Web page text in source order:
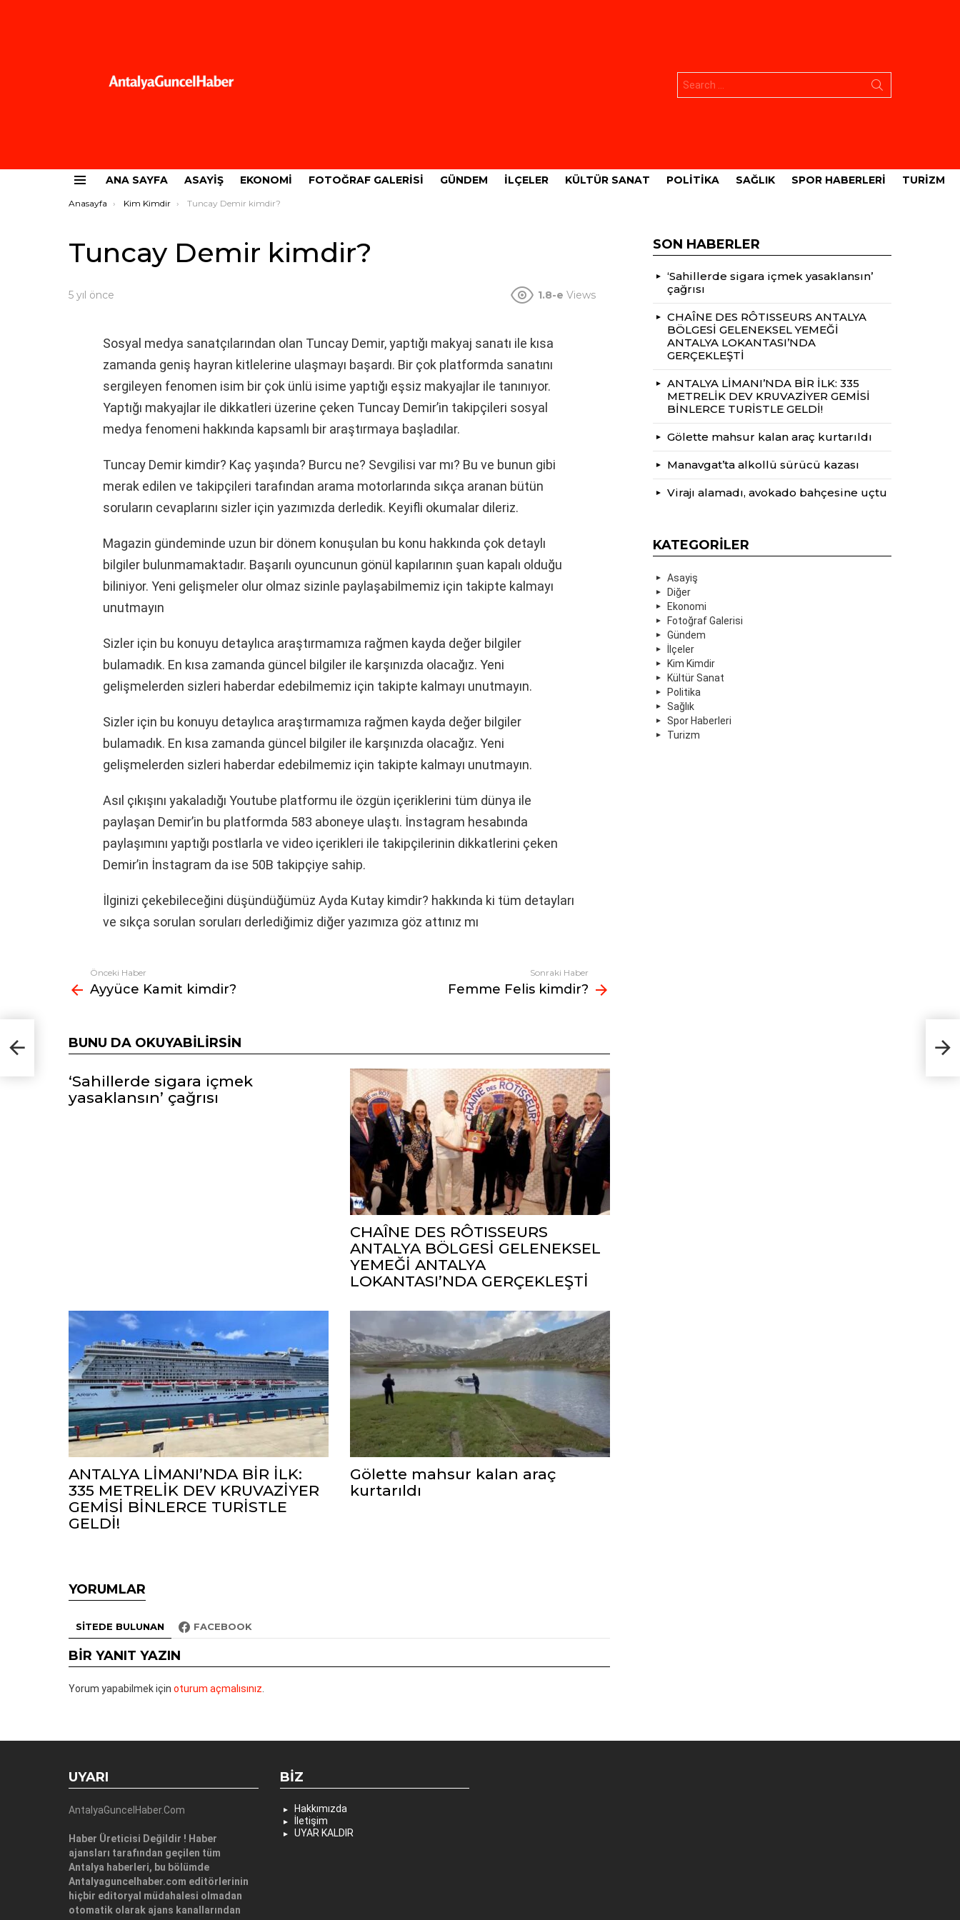
ANA SAYFA ASAYIŞ EKONOMI FOTOĞRAF GALERISI GÜNDEM İLÇELER KÜLTÜR SANAT POLITIKA SAĞLIK SPOR HABERLERI TURIZM
Buradasınız:
Anasayfa Kim Kimdir Tuncay Demir kimdir?
Tuncay Demir kimdir?
5 yıl önce 1.8-e Views
Sosyal medya sanatçılarından olan Tuncay Demir, yaptığı makyaj sanatı ile kısa
zamanda geniş hayran kitlelerine ulaşmayı başardı. Bir çok platformda sanatını
sergileyen fenomen isim bir çok ünlü isime yaptığı eşsiz makyajlar ile tanınıyor.
Yaptığı makyajlar ile dikkatleri üzerine çeken Tuncay Demir’in takipçileri sosyal
medya fenomeni hakkında kapsamlı bir araştırmaya başladılar.
Tuncay Demir kimdir? Kaç yaşında? Burcu ne? Sevgilisi var mı? Bu ve bunun gibi
merak edilen ve takipçileri tarafından arama motorlarında sıkça aranan bütün
soruların cevaplarını sizler için yazımızda derledik. Keyifli okumalar dileriz.
Magazin gündeminde uzun bir dönem konuşulan bu konu hakkında çok detaylı
bilgiler bulunmamaktadır. Başarılı oyuncunun gönül kapılarının şuan kapalı olduğu
biliniyor. Yeni gelişmeler olur olmaz sizinle paylaşabilmemiz için takipte kalmayı
unutmayın
Sizler için bu konuyu detaylıca araştırmamıza rağmen kayda değer bilgiler
bulamadık. En kısa zamanda güncel bilgiler ile karşınızda olacağız. Yeni
gelişmelerden sizleri haberdar edebilmemiz için takipte kalmayı unutmayın.
Sizler için bu konuyu detaylıca araştırmamıza rağmen kayda değer bilgiler
bulamadık. En kısa zamanda güncel bilgiler ile karşınızda olacağız. Yeni
gelişmelerden sizleri haberdar edebilmemiz için takipte kalmayı unutmayın.
Asıl çıkışını yakaladığı Youtube platformu ile özgün içeriklerini tüm dünya ile
paylaşan Demir’in bu platformda 583 aboneye ulaştı. İnstagram hesabında
paylaşımını yaptığı postlarla ve video içerikleri ile takipçilerinin dikkatlerini çeken
Demir’in İnstagram da ise 50B takipçiye sahip.
İlginizi çekebileceğini düşündüğümüz Ayda Kutay kimdir? hakkında ki tüm detayları
ve sıkça sorulan soruları derlediğimiz diğer yazımıza göz attınız mı
Fazlasına
bak
Önceki Haber
Ayyüce Kamit kimdir?
Sonraki Haber
Femme Felis kimdir?
BUNU DA OKUYABILIRSIN
‘Sahillerde sigara içmek
yasaklansın’ çağrısı
CHAÎNE DES RÔTISSEURS
ANTALYA BÖLGESİ GELENEKSEL
YEMEĞİ ANTALYA
LOKANTASI’NDA GERÇEKLEŞTİ
ANTALYA LİMANI’NDA BİR İLK:
335 METRELİK DEV KRUVAZİYER
GEMİSİ BİNLERCE TURİSTLE
GELDİ!
Gölette mahsur kalan araç
kurtarıldı
YORUMLAR
SITEDE BULUNAN FACEBOOK
BIR YANIT YAZIN
Yorum yapabilmek için oturum açmalısınız
SON HABERLER
‘Sahillerde sigara içmek yasaklansın’
çağrısı
CHAÎNE DES RÔTISSEURS ANTALYA
BÖLGESİ GELENEKSEL YEMEĞİ
ANTALYA LOKANTASI’NDA
GERÇEKLEŞTİ
ANTALYA LİMANI’NDA BİR İLK: 335
METRELİK DEV KRUVAZİYER GEMİSİ
BİNLERCE TURİSTLE GELDİ!
Gölette mahsur kalan araç kurtarıldı
Manavgat’ta alkollü sürücü kazası
Virajı alamadı, avokado bahçesine uçtu
KATEGORILER
Asayiş
Diğer
Ekonomi
Fotoğraf Galerisi
Gündem
İlçeler
Kim Kimdir
Kültür Sanat
Politika
Sağlık
Spor Haberleri
Turizm
UYARI
AntalyaGuncelHaber.Com
Haber Üreticisi Değildir ! Haber
ajansları tarafından geçilen tüm
Antalya haberleri, bu bölümde
Antalyaguncelhaber.com editörlerinin
hiçbir editoryal müdahalesi olmadan
otomatik olarak ajans kanallarından
BIZ
Hakkımızda
İletişim
UYAR KALDIR